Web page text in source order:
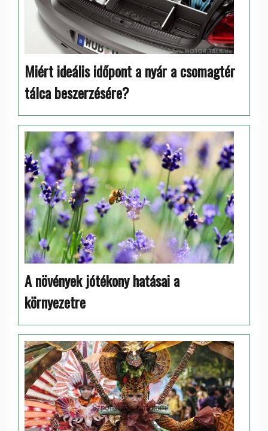
Miért ideális időpont a nyár a csomagtér
tálca beszerzésére?
A növények jótékony hatásai a
környezetre